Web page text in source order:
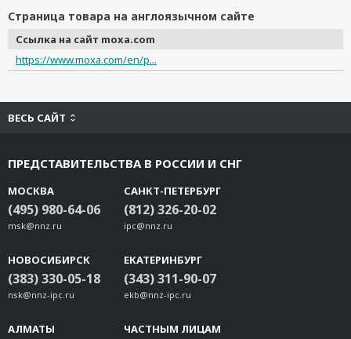
Страница товара на англоязычном сайте
Ссылка на сайт moxa.com
https://www.moxa.com/en/p...
ВЕСЬ САЙТ
ПРЕДСТАВИТЕЛЬСТВА В РОССИИ И СНГ
МОСКВА
(495) 980-64-06
msk@nnz.ru
САНКТ-ПЕТЕРБУРГ
(812) 326-20-02
ipc@nnz.ru
НОВОСИБИРСК
(383) 330-05-18
nsk@nnz-ipc.ru
ЕКАТЕРИНБУРГ
(343) 311-90-07
ekb@nnz-ipc.ru
АЛМАТЫ ЧАСТНЫМ ЛИЦАМ